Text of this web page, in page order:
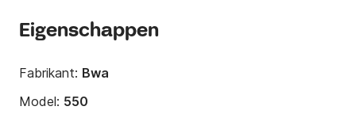
Eigenschappen
Fabrikant: Bwa
Model: 550